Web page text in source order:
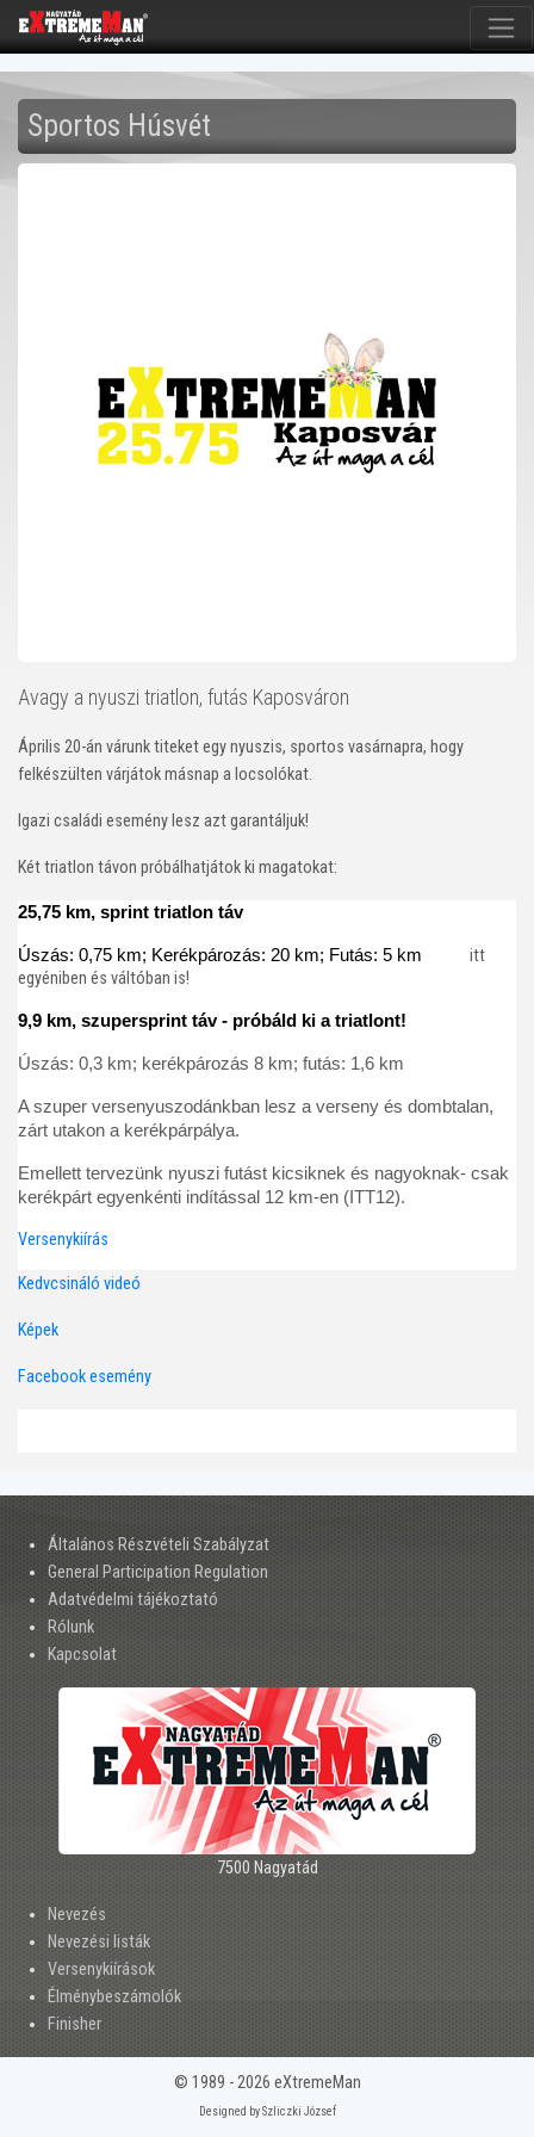
Sportos Húsvét
Avagy a nyuszi triatlon, futás Kaposváron
Április 20-án várunk titeket egy nyuszis, sportos vasárnapra, hogy
felkészülten várjátok másnap a locsolókat.
Igazi családi esemény lesz azt garantáljuk!
Két triatlon távon próbálhatjátok ki magatokat:
25,75 km, sprint triatlon táv
Úszás: 0,75 km; Kerékpározás: 20 km; Futás: 5 km
itt
egyéniben és váltóban is!
9,9 km, szupersprint táv - próbáld ki a triatlont!
Úszás: 0,3 km; kerékpározás 8 km; futás: 1,6 km
A szuper versenyuszodánkban lesz a verseny és dombtalan,
zárt utakon a kerékpárpálya.
Emellett tervezünk nyuszi futást kicsiknek és nagyoknak- csak
kerékpárt egyenkénti indítással 12 km-en (ITT12).
Versenykiírás
Kedvcsináló videó
Képek
Facebook esemény
Általános Részvételi Szabályzat
General Participation Regulation
Adatvédelmi tájékoztató
Rólunk
Kapcsolat
7500 Nagyatád
Nevezés
Nevezési listák
Versenykiírások
Élménybeszámolók
Finisher
© 1989 - 2026 eXtremeMan
Designed by Szliczki József